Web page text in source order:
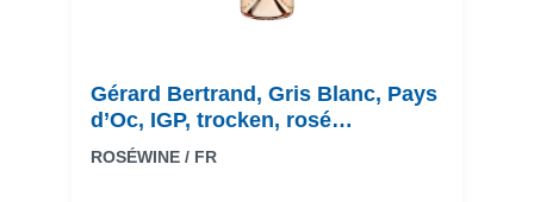
Gérard Bertrand, Gris Blanc, Pays
d’Oc, IGP, trocken, rosé
(Drehverschluss)
ROSÉWINE / FR